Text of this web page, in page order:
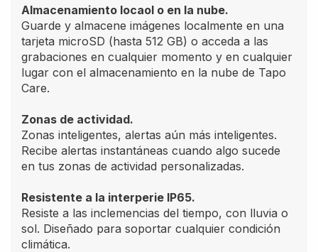
Almacenamiento locaol o en la nube.
Guarde y almacene imágenes localmente en una
tarjeta microSD (hasta 512 GB) o acceda a las
grabaciones en cualquier momento y en cualquier
lugar con el almacenamiento en la nube de Tapo
Care.
Zonas de actividad.
Zonas inteligentes, alertas aún más inteligentes.
Recibe alertas instantáneas cuando algo sucede
en tus zonas de actividad personalizadas.
Resistente a la interperie IP65.
Resiste a las inclemencias del tiempo, con lluvia o
sol. Diseñado para soportar cualquier condición
climática.